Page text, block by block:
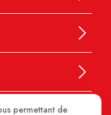
permettant de